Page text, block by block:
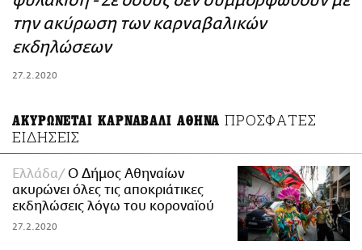
ΑΜΠΑ
PRINT
την ακύρωση των καρναβαλικών
εκδηλώσεων
27.2.2020
ΑΚΥΡΩΝΕΤΑΙ ΚΑΡΝΑΒΑΛΙ ΑΘΗΝΑ ΠΡΟΣΦΑΤΕΣ
ΕΙΔΗΣΕΙΣ
Ελλάδα
Ο Δήμος Αθηναίων
ακυρώνει όλες τις αποκριάτικες
εκδηλώσεις λόγω του κοροναϊού
27.2.2020